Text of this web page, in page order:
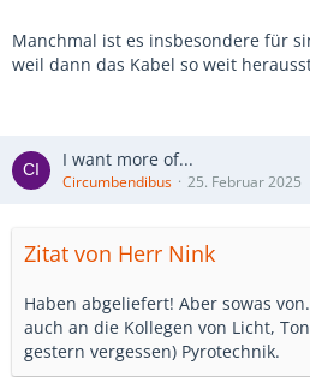
Manchmal ist es insbesondere für
weil dann das Kabel so weit
I want more of...
Circumbendibus 25. Februar 2025
Zitat von Herr Nink
Haben abgeliefert! Aber sowas
auch an die Kollegen von Licht,
gestern vergessen) Pyrotechnik.